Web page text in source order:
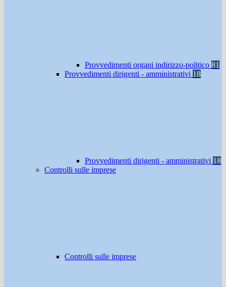
Provvedimenti organi indirizzo-politico 81
Provvedimenti dirigenti - amministrativi 18
Provvedimenti dirigenti - amministrativi 18
Controlli sulle imprese
Controlli sulle imprese